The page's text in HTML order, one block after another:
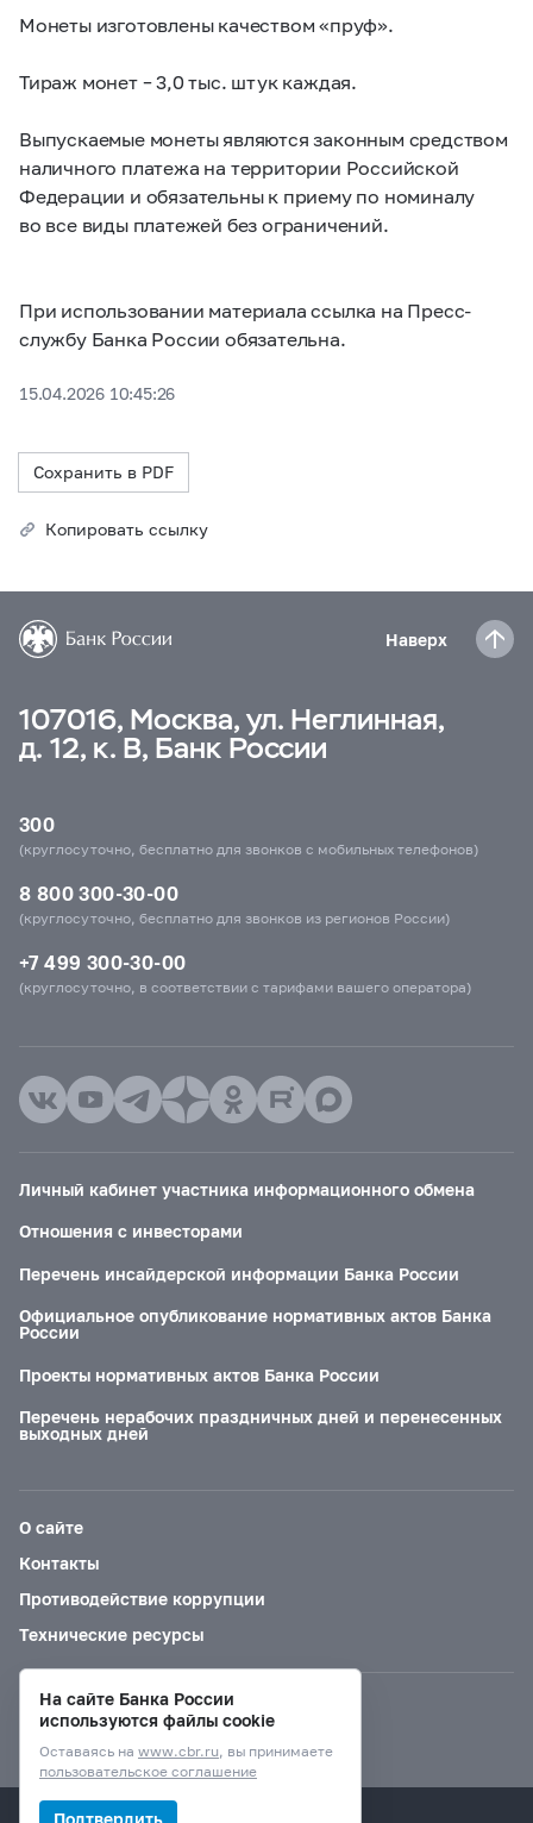
Монеты изготовлены качеством «пруф».
Тираж монет – 3,0 тыс. штук каждая.
Выпускаемые монеты являются законным средством
наличного платежа на территории Российской
Федерации и обязательны к приему по номиналу
во все виды платежей без ограничений.
При использовании материала ссылка на Пресс-
службу Банка России обязательна.
15.04.2026 10:45:26
Сохранить в PDF
Копировать ссылку
Наверх
107016, Москва, ул. Неглинная,
д. 12, к. В, Банк России
300
(круглосуточно, бесплатно для звонков с мобильных телефонов)
8 800 300-30-00
(круглосуточно, бесплатно для звонков из регионов России)
+7 499 300-30-00
(круглосуточно, в соответствии с тарифами вашего оператора)
Личный кабинет участника информационного обмена
Отношения с инвесторами
Перечень инсайдерской информации Банка России
Официальное опубликование нормативных актов Банка
России
Проекты нормативных актов Банка России
Перечень нерабочих праздничных дней и перенесенных
выходных дней
О сайте
Контакты
Противодействие коррупции
Технические ресурсы
Версия для слабовидящих
© Банк России, 2000–2026.
На сайте Банка России
используются файлы cookie
Оставаясь на www.cbr.ru, вы принимаете
пользовательское соглашение
Подтвердить